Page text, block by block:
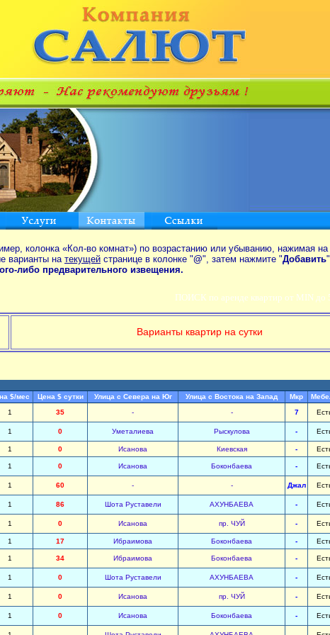
колонка «Кол-во комнат») по возрастанию или убыванию, нажимая на
варианты на текущей странице в колонке "@", затем нажмите "Добавить
либо предварительного извещения.
ПОИСК по аренде квартир от MIN до
Варианты квартир на сутки
$/мес Цена $ сутки Улица с Севера на Юг Улица с Востока на Запад Мкр
1 35 - - 7
1 0 Уметалиева Рыскулова -
1 0 Исанова Киевская -
1 0 Исанова Боконбаева -
1 60 - - Джал
1 86 Шота Руставели АХУНБАЕВА -
1 0 Исанова пр. ЧУЙ -
1 17 Ибраимова Боконбаева -
1 34 Ибраимова Боконбаева -
1 0 Шота Руставели АХУНБАЕВА -
1 0 Исанова пр. ЧУЙ -
1 0 Исанова Боконбаева -